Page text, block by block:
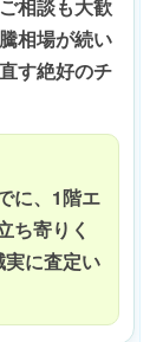
相談も大歓
相場が続い
す絶好のチ
に、1階エ
ち寄りく
に査定い